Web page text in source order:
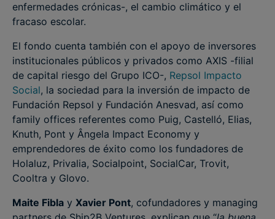
enfermedades crónicas-, el cambio climático y el
fracaso escolar.
El fondo cuenta también con el apoyo de inversores
institucionales públicos y privados como AXIS -filial
de capital riesgo del Grupo ICO-, Repsol Impacto
Social, la sociedad para la inversión de impacto de
Fundación Repsol y Fundación Anesvad, así como
family offices referentes como Puig, Castelló, Elias,
Knuth, Pont y Ângela Impact Economy y
emprendedores de éxito como los fundadores de
Holaluz, Privalia, Socialpoint, SocialCar, Trovit,
Cooltra y Glovo.
Maite Fibla y Xavier Pont, cofundadores y managing